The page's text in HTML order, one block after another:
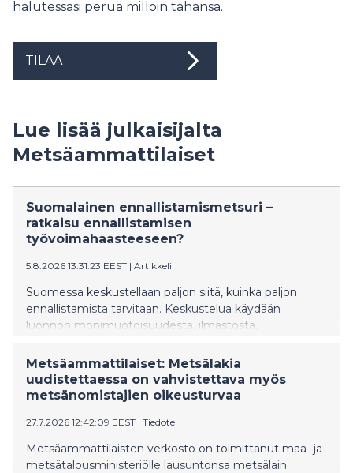
halutessasi perua milloin tahansa.
TILAA
Lue lisää julkaisijalta
Metsäammattilaiset
Suomalainen ennallistamismetsuri –
ratkaisu ennallistamisen
työvoimahaasteeseen?
5.8.2026 13:31:23 EEST | Artikkeli
Suomessa keskustellaan paljon siitä, kuinka paljon
ennallistamista tarvitaan. Keskustelua käydään
luonnon monimuotoisuudesta, ilmastosta,
kustannuksista ja tavoitteista. Yksi kysymys jää
kuitenkin yllättävän vähälle huomiolle: Kuka tekee
ennallistamistyöt?
Metsäammattilaiset: Metsälakia
uudistettaessa on vahvistettava myös
metsänomistajien oikeusturvaa
27.7.2026 12:42:09 EEST | Tiedote
Metsäammattilaisten verkosto on toimittanut maa- ja
metsätalousministeriölle lausuntonsa metsälain